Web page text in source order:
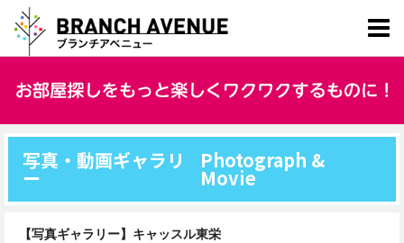
写真・動画ギャラリ
ー
Photograph &
Movie
【写真ギャラリー】キャッスル東栄